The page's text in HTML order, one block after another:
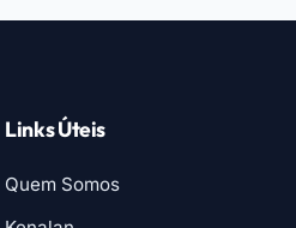
Links Úteis
Quem Somos